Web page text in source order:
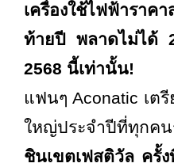
เครื่องใช้ไฟฟ้าราค
ท้ายปี พลาดไม่ได้
2568 นี้เท่านั้น!
แฟนๆAconatic เต
ใหญ่ประจำปีที่ทุก
ชินเขตเฟสติวัล ครั้